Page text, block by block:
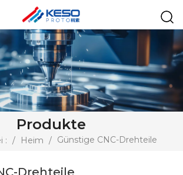
Produkte
: / Heim / Günstige CNC-Drehteile
Drehteile